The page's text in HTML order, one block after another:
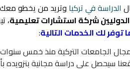
الدراسة في تركيا وتريد من يخطو
شركة استشارات تعليمية،
توفر لك الخدمات التالية:
الجامعات التركية منذ خمس
سيحصل على دراسة مجانية